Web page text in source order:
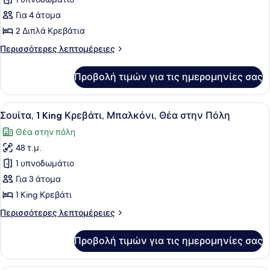
Σουίτα,
1
Θέα
(2
Double
Beds)
Για 4 άτομα
2 Διπλά Κρεβάτια
Περισσότερες λεπτομέρειες
Περισσότερες
1
Υπνοδωμάτιο,
Θέα
Πόλη
(2
Double
Beds)
Προβολή τιμών για τις ημερομηνίες σας
Προβολή
όλων
των
φωτογραφιών
για
Σουίτα,
1
Κρεβάτι,
στην
Ένα δωμάτιο ξενοδοχείου με ένα
8
Σουίτα, 1 King Κρεβάτι, Μπαλκόνι, Θέα στην Πόλη
Θέα στην πόλη
48 τ.μ.
1 υπνοδωμάτιο
Για 3 άτομα
1 King Κρεβάτι
Περισσότερες λεπτομέρειες
Περισσότερες
1
King
Προβολή τιμών για τις ημερομηνίες σας